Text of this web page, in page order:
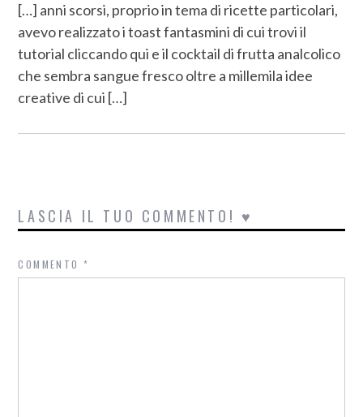
[…] anni scorsi, proprio in tema di ricette particolari,
avevo realizzato i toast fantasmini di cui trovi il
tutorial cliccando qui e il cocktail di frutta analcolico
che sembra sangue fresco oltre a millemila idee
creative di cui […]
LASCIA IL TUO COMMENTO! ♥
COMMENTO*